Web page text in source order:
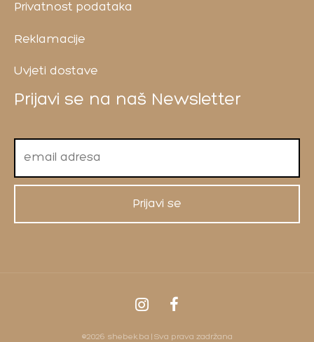
Privatnost podataka
Reklamacije
Uvjeti dostave
Prijavi se na naš Newsletter
©2026 shebek.ba | Sva prava zadržana